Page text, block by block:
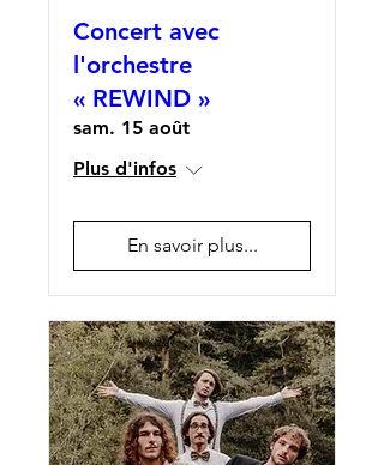
Concert avec
l'orchestre
« REWIND »
sam. 15 août
Plus d'infos
En savoir plus...